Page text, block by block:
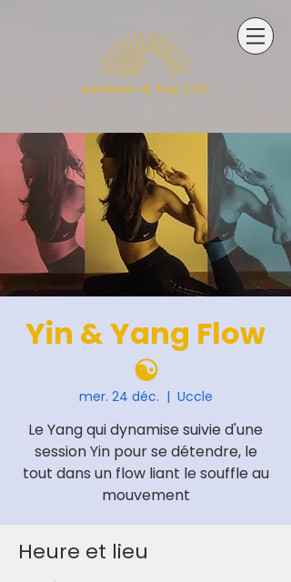
Yin & Yang Flow
☯️
mer. 24 déc.
  |
Uccle
Le Yang qui dynamise suivie d'une
session Yin pour se détendre, le
tout dans un flow liant le souffle au
mouvement
Heure et lieu